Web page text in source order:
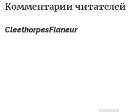
Комментарии читателей
CleethorpesFlaneur